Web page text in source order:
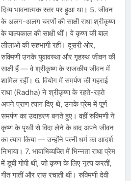
दिव्य भावनात्मक स्तर पर हुआ था। 5. जीवन
के अलग-अलग चरणों की साक्षी राधा श्रीकृष्ण
के बाल्यकाल की साक्षी थीं। वे कृष्ण की बाल
लीलाओं की सहभागी रहीं। दूसरी ओर,
रुक्मिणी उनके युवावस्था और गृहस्थ जीवन की
साक्षी हैं — वे श्रीकृष्ण के राजकीय जीवन में
शामिल रहीं। 6. वियोग में समर्पण की गहराई
राधा (Radha) ने श्रीकृष्ण के रहते-रहते
अपने प्राण त्याग दिए थे, उनके प्रेम में पूर्ण
समर्पण का उदाहरण बनते हुए। वहीं रुक्मिणी ने
कृष्ण के पृथ्वी से विदा लेने के बाद अपने जीवन
का त्याग किया — उन्होंने पत्नी धर्म का आदर्श
निभाया। 7. भावाभिव्यक्ति में भिन्नता राधा प्रेम
में डूबी गोपी थीं, जो कृष्ण के लिए नृत्य करतीं,
गीत गातीं और रास रचाती थीं। रुक्मिणी देवी